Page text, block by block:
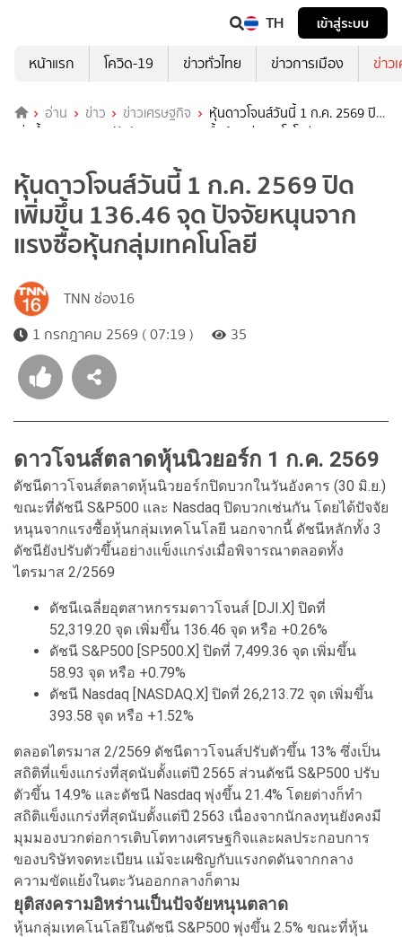
TH
เข้าสู่ระบบ
หน้าแรก
โควิด-19 ข่าวทั่วไทย ข่าวการเมือง ข่าว
อ่าน ข่าว ข่าวเศรษฐกิจ
หุ้นดาวโจนส์วันนี้ 1 ก.ค. 2569 ปิด
เพิ่มขึ้น 136.46 จุด ปัจจัยหนุนจากแรงซื้อหุ้นกลุ่มเทคโนโลยี
หุ้นดาวโจนส์วันนี้ 1 ก.ค. 2569 ปิด
เพิ่มขึ้น 136.46 จุด ปัจจัยหนุนจาก
แรงซื้อหุ้นกลุ่มเทคโนโลยี
TNN ช่อง16
1 กรกฎาคม 2569 ( 07:19 )
35
ดาวโจนส์ตลาดหุ้นนิวยอร์ก 1 ก.ค. 2569
ดัชนีดาวโจนส์ตลาดหุ้นนิวยอร์กปิดบวกในวันอังคาร (30 มิ.ย.)
ขณะที่ดัชนี S&P500 และ Nasdaq ปิดบวกเช่นกัน โดยได้ปัจจัย
หนุนจากแรงซื้อหุ้นกลุ่มเทคโนโลยี นอกจากนี้ ดัชนีหลักทั้ง 3
ดัชนียังปรับตัวขึ้นอย่างแข็งแกร่งเมื่อพิจารณาตลอดทั้ง
ไตรมาส 2/2569
ดัชนีเฉลี่ยอุตสาหกรรมดาวโจนส์ [DJI.X] ปิดที่
52,319.20 จุด เพิ่มขึ้น 136.46 จุด หรือ +0.26%
ดัชนี S&P500 [SP500.X] ปิดที่ 7,499.36 จุด เพิ่มขึ้น
58.93 จุด หรือ +0.79%
ดัชนี Nasdaq [NASDAQ.X] ปิดที่ 26,213.72 จุด เพิ่มขึ้น
393.58 จุด หรือ +1.52%
ตลอดไตรมาส 2/2569 ดัชนีดาวโจนส์ปรับตัวขึ้น 13% ซึ่งเป็น
สถิติที่แข็งแกร่งที่สุดนับตั้งแต่ปี 2565 ส่วนดัชนี S&P500 ปรับ
ตัวขึ้น 14.9% และดัชนี Nasdaq พุ่งขึ้น 21.4% โดยต่างก็ทำ
สถิติแข็งแกร่งที่สุดนับตั้งแต่ปี 2563 เนื่องจากนักลงทุนยังคงมี
มุมมองบวกต่อการเติบโตทางเศรษฐกิจและผลประกอบการ
ของบริษัทจดทะเบียน แม้จะเผชิญกับแรงกดดันจากกลาง
ความขัดแย้งในตะวันออกกลางก็ตาม
ยุติสงครามอิหร่านเป็นปัจจัยหนุนตลาด
หุ้นกลุ่มเทคโนโลยีในดัชนี S&P500 พุ่งขึ้น 2.5% ขณะที่หุ้น